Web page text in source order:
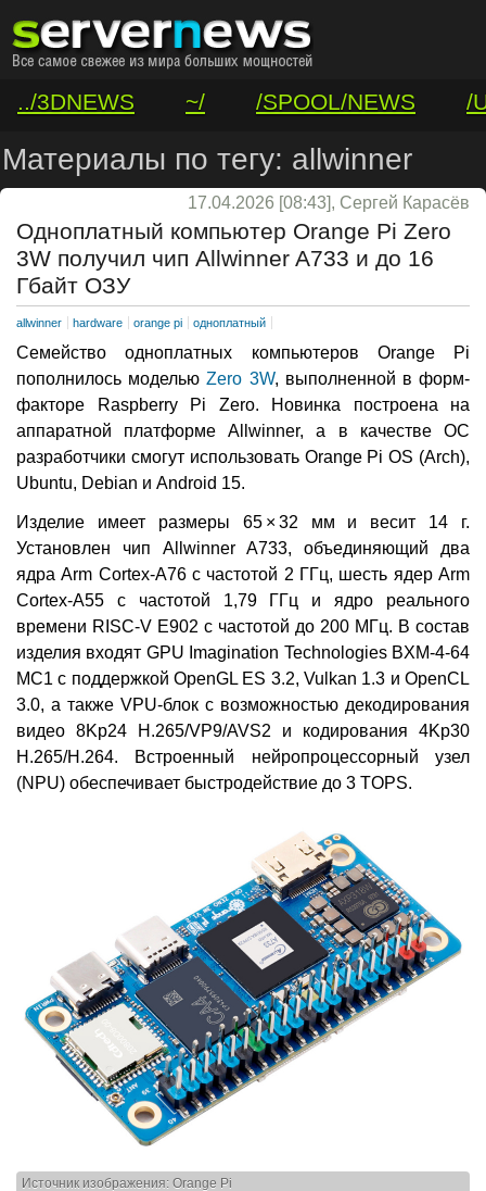
../3DNEWS ~/ /SPOOL/NEWS
/
/VAR/CONTACT
Материалы по тегу: allwinner
17.04.2026 [08:43], Сергей Карасёв
Одноплатный компьютер Orange Pi Zero
3W получил чип Allwinner A733 и до 16
Гбайт ОЗУ
allwinner hardware orange pi одноплатный
Семейство одноплатных компьютеров Orange Pi
пополнилось модельюZero 3W, выполненной в форм-
факторе Raspberry Pi Zero. Новинка построена на
аппаратной платформе Allwinner, а в качестве ОС
разработчики смогут использовать Orange Pi OS (Arch),
Ubuntu, Debian и Android 15.
Изделие имеет размеры 65 × 32 мм и весит 14 г.
Установлен чип Allwinner A733, объединяющий два
ядра Arm Cortex-A76 с частотой 2 ГГц, шесть ядер Arm
Cortex-A55 с частотой 1,79 ГГц и ядро реального
времени RISC-V E902 с частотой до 200 МГц. В состав
изделия входят GPU Imagination Technologies BXM-4-64
MC1 с поддержкой OpenGL ES 3.2, Vulkan 1.3 и OpenCL
3.0, а также VPU-блок с возможностью декодирования
видео 8Kp24 H.265/VP9/AVS2 и кодирования 4Kp30
H.265/H.264. Встроенный нейропроцессорный узел
(NPU) обеспечивает быстродействие до 3 TOPS.
Источник изображения: Orange Pi